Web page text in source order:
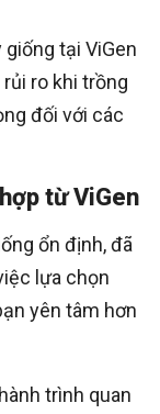
tại ViGen
ro khi trồng
đối với các
từ ViGen
ổn định, đã
lựa chọn
yên tâm hơn
trình quan